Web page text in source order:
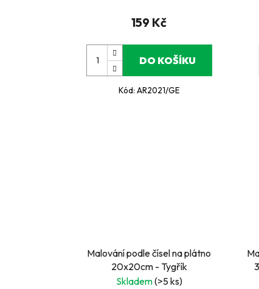
159 Kč
DO KOŠÍKU
Kód:AR2021/GE
Malování podle čísel na plátno
20x20cm - Tygřík
Skladem(>5 ks)